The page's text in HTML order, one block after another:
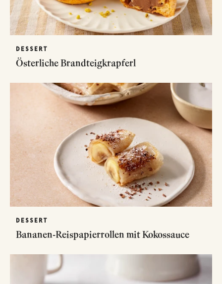
DESSERT
Österliche Brandteigkrapferl
DESSERT
Bananen-Reispapierrollen mit Kokossauce